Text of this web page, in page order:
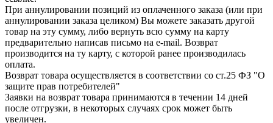
При аннулировании позиций из оплаченного заказа (или при
аннулировании заказа целиком) Вы можете заказать другой
товар на эту сумму, либо вернуть всю сумму на карту
предварительно написав письмо на e-mail. Возврат
производится на ту карту, с которой ранее производилась
оплата.
Возврат товара осуществляется в соответствии со ст.25 ФЗ "О
защите прав потребителей"
Заявки на возврат товара принимаются в течении 14 дней
после отгрузки, в некоторых случаях срок может быть
увеличен.